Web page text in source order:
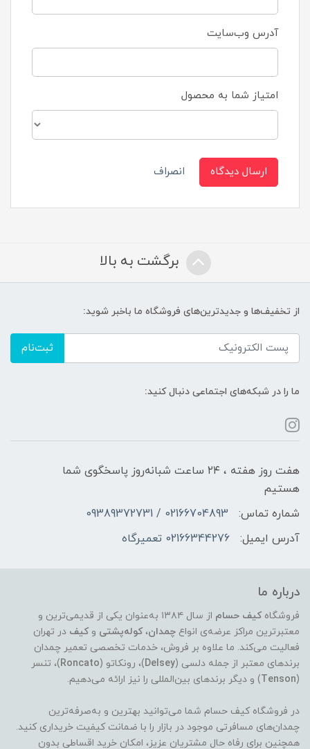
آدرس وب‌سایت
امتیاز شما به محصول
ارسال دیدگاه انصراف
برگشت به بالا
از تخفیف‌ها و جدیدترین‌های فروشگاه ما باخبر شوید:
ثبت‌نام
ما را در شبکه‌های اجتماعی دنبال کنید:
هفت روز هفته ، ۲۴ ساعت شبانه‌روز پاسخگوی شما
هستیم
شماره تماس:
02166704893 / 09389372731
آدرس ایمیل:
02166344276 تعمیرگاه
درباره ما
فروشگاه کیف حسام
از سال ۱۳۸۴ به‌عنوان یکی از قدیمی‌ترین و
معتبرترین مراکز عرضه‌ی انواع چمدان، کوله‌پشتی و کیف در تهران
فعالیت می‌کند. ما علاوه بر فروش، خدمات تخصصی تعمیر چمدان
برندهای معتبر از جمله دلسی (Delsey)، رونکاتو (Roncato)، تنسر
(
Tenson) و دیگر برندهای بین‌المللی را نیز ارائه می‌دهیم.
در فروشگاه کیف حسام شما می‌توانید بهترین و به‌صرفه‌ترین
چمدان‌های مسافرتی موجود در بازار را با ضمانت کیفیت خریداری کنید.
همچنین برای رفاه حال مشتریان عزیز، امکان خرید اقساطی بدون